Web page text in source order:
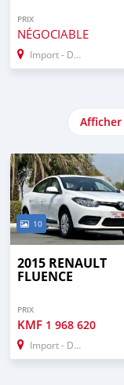
PRIX
NÉGOCIABLE
Import - Dubai
10
2015 RENAULT
FLUENCE
PRIX
KMF 1 968 620
Import - Dubai